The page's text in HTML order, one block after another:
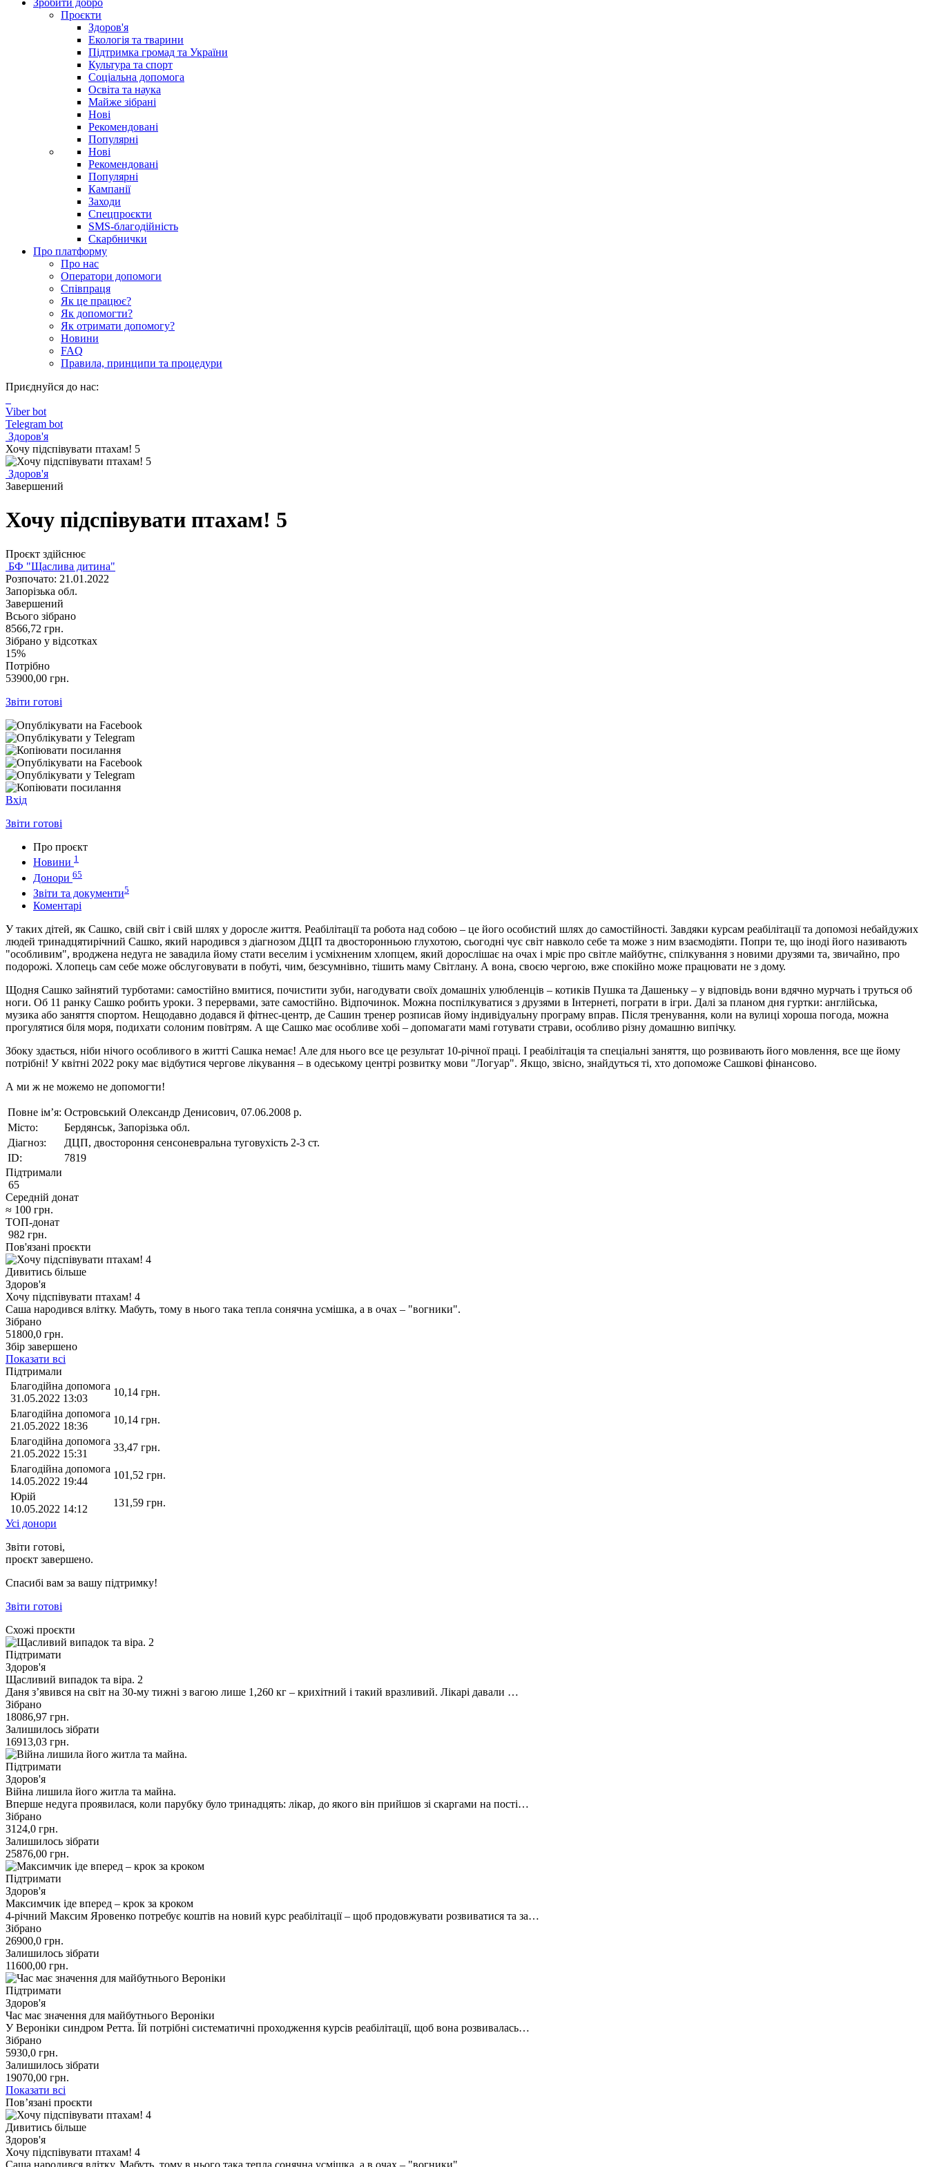
Зробити добро
Проєкти
Здоров'я
Екологія та тварини
Підтримка громад та України
Культура та спорт
Соціальна допомога
Освіта та наука
Майже зібрані
Нові
Рекомендовані
Популярні
Нові
Рекомендовані
Популярні
Кампанії
Заходи
Спецпроєкти
SMS-благодійність
Скарбнички
Про платформу
Про нас
Оператори допомоги
Співпраця
Як це працює?
Як допомогти?
Як отримати допомогу?
Новини
FAQ
Правила, принципи та процедури
Приєднуйся до нас:
Viber bot
Telegram bot
Здоров'я
Хочу підспівувати птахам! 5
Здоров'я
Завершений
Хочу підспівувати птахам! 5
Проєкт здійснює
БФ "Щаслива дитина"
Розпочато: 21.01.2022
Запорізька обл.
Завершений
Всього зібрано
8566,72 грн.
Зібрано у відсотках
15%
Потрібно
53900,00 грн.
Звіти готові
Вхід
Звіти готові
Про проєкт
Новини 1
Донори 65
Звіти та документи5
Коментарі
У таких дітей, як Сашко, свій світ і свій шлях у доросле життя. Реабілітації та робота над собою – це його особистий шлях до самостійності. Завдяки курсам реабілітації та допомозі небайдужих
людей тринадцятирічний Сашко, який народився з діагнозом ДЦП та двосторонньою глухотою, сьогодні чує світ навколо себе та може з ним взаємодіяти. Попри те, що іноді його називають
"особливим", вроджена недуга не завадила йому стати веселим і усміхненим хлопцем, який дорослішає на очах і мріє про світле майбутнє, спілкування з новими друзями та, звичайно, про
подорожі. Хлопець сам себе може обслуговувати в побуті, чим, безсумнівно, тішить маму Світлану. А вона, своєю чергою, вже спокійно може працювати не з дому.
Щодня Сашко зайнятий турботами: самостійно вмитися, почистити зуби, нагодувати своїх домашніх улюбленців – котиків Пушка та Дашеньку – у відповідь вони вдячно мурчать і труться об
ноги. Об 11 ранку Сашко робить уроки. З перервами, зате самостійно. Відпочинок. Можна поспілкуватися з друзями в Інтернеті, пограти в ігри. Далі за планом дня гуртки: англійська,
музика або заняття спортом. Нещодавно додався й фітнес-центр, де Сашин тренер розписав йому індивідуальну програму вправ. Після тренування, коли на вулиці хороша погода, можна
прогулятися біля моря, подихати солоним повітрям. А ще Сашко має особливе хобі – допомагати мамі готувати страви, особливо різну домашню випічку.
Збоку здається, ніби нічого особливого в житті Сашка немає! Але для нього все це результат 10-річної праці. І реабілітація та спеціальні заняття, що розвивають його мовлення, все ще йому
потрібні! У квітні 2022 року має відбутися чергове лікування – в одеському центрі розвитку мови "Логуар". Якщо, звісно, ​​знайдуться ті, хто допоможе Сашкові фінансово.
А ми ж не можемо не допомогти!
Повне ім’я: Островський Олександр Денисович, 07.06.2008 р.
Місто:
Бердянськ, Запорізька обл.
Діагноз:
ДЦП, двостороння сенсоневральна туговухість 2-3 ст.
ID:
7819
Підтримали
65
Середній донат
≈ 100 грн.
ТОП-донат
982 грн.
Пов'язані проєкти
Дивитись більше
Здоров'я
Хочу підспівувати птахам! 4
Саша народився влітку. Мабуть, тому в нього така тепла сонячна усмішка, а в очах – "вогники".
Зібрано
51800,0 грн.
Збір завершено
Показати всі
Підтримали
Благодійна допомога
31.05.2022 13:03
10,14 грн.
Благодійна допомога
21.05.2022 18:36
10,14 грн.
Благодійна допомога
21.05.2022 15:31
33,47 грн.
Благодійна допомога
14.05.2022 19:44
101,52 грн.
Юрій
10.05.2022 14:12
131,59 грн.
Усі донори
Звіти готові,
проєкт завершено.
Спасибі вам за вашу підтримку!
Звіти готові
Схожі проєкти
Підтримати
Здоров'я
Щасливий випадок та віра. 2
Даня зʼявився на світ на 30-му тижні з вагою лише 1,260 кг – крихітний і такий вразливий. Лікарі давали …
Зібрано
18086,97 грн.
Залишилось зібрати
16913,03 грн.
Підтримати
Здоров'я
Війна лишила його житла та майна.
Вперше недуга проявилася, коли парубку було тринадцять: лікар, до якого він прийшов зі скаргами на пості…
Зібрано
3124,0 грн.
Залишилось зібрати
25876,00 грн.
Підтримати
Здоров'я
Максимчик іде вперед – крок за кроком
4-річний Максим Яровенко потребує коштів на новий курс реабілітації – щоб продовжувати розвиватися та за…
Зібрано
26900,0 грн.
Залишилось зібрати
11600,00 грн.
Підтримати
Здоров'я
Час має значення для майбутнього Вероніки
У Вероніки синдром Ретта. Їй потрібні систематичні проходження курсів реабілітації, щоб вона розвивалась…
Зібрано
5930,0 грн.
Залишилось зібрати
19070,00 грн.
Показати всі
Пов’язані проєкти
Дивитись більше
Здоров'я
Хочу підспівувати птахам! 4
Саша народився влітку. Мабуть, тому в нього така тепла сонячна усмішка, а в очах – "вогники".